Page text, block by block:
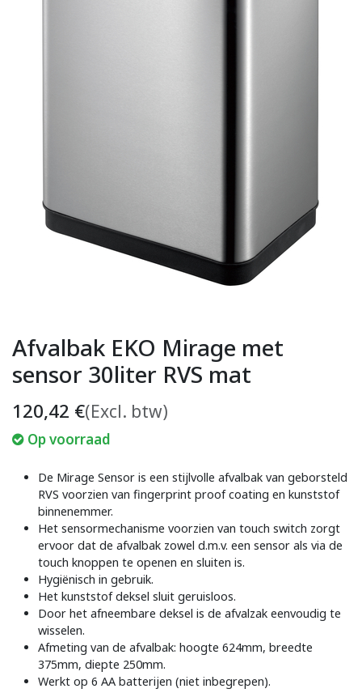
Afvalbak EKO Mirage met
sensor 30liter RVS mat
120,42 €(Excl. btw)
Op voorraad
De Mirage Sensor is een stijlvolle afvalbak van geborsteld
RVS voorzien van fingerprint proof coating en kunststof
binnenemmer.
Het sensormechanisme voorzien van touch switch zorgt
ervoor dat de afvalbak zowel d.m.v. een sensor als via de
touch knoppen te openen en sluiten is.
Hygiënisch in gebruik.
Het kunststof deksel sluit geruisloos.
Door het afneembare deksel is de afvalzak eenvoudig te
wisselen.
Afmeting van de afvalbak: hoogte 624mm, breedte
375mm, diepte 250mm.
Werkt op 6 AA batterijen (niet inbegrepen).